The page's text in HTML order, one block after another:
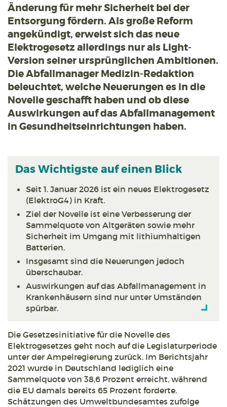
Änderung für mehr Sicherheit bei der
Entsorgung fördern. Als große Reform
angekündigt, erweist sich das neue
Elektrogesetz allerdings nur als Light-
Version seiner ursprünglichen Ambitionen.
Die Abfallmanager Medizin-Redaktion
beleuchtet, welche Neuerungen es in die
Novelle geschafft haben und ob diese
Auswirkungen auf das Abfallmanagement
in Gesundheitseinrichtungen haben.
Das Wichtigste auf einen Blick
Seit 1. Januar 2026 ist ein neues Elektrogesetz
(ElektroG4) in Kraft.
Ziel der Novelle ist eine Verbesserung der
Sammelquote von Altgeräten sowie mehr
Sicherheit im Umgang mit lithiumhaltigen
Batterien.
Insgesamt sind die Neuerungen jedoch
überschaubar.
Auswirkungen auf das Abfallmanagement in
Krankenhäusern sind nur unter Umständen
spürbar.
Die Gesetzesinitiative für die Novelle des
Elektrogesetzes geht noch auf die Legislaturperiode
unter der Ampelregierung zurück. Im Berichtsjahr
2021 wurde in Deutschland lediglich eine
Sammelquote von 38,6 Prozent erreicht, während
die EU damals bereits 65 Prozent forderte.
Schätzungen des Umweltbundesamtes zufolge